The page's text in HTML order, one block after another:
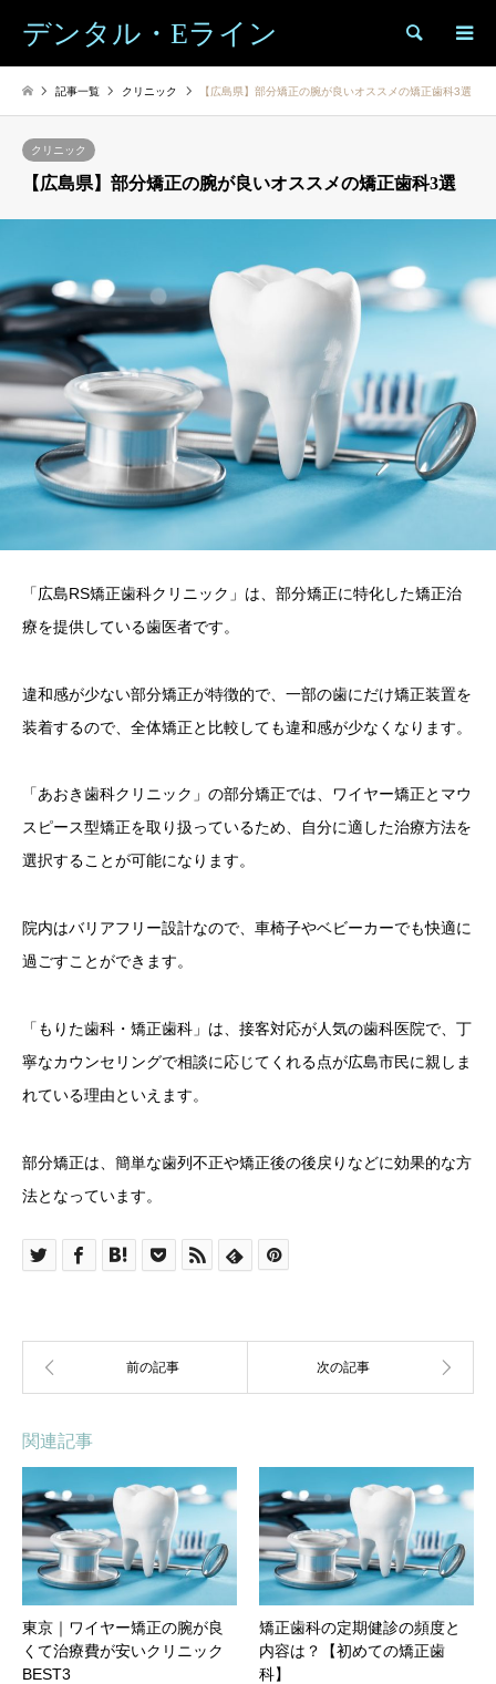
デンタル・Eライン 検索
記事一覧 クリニック 【広島県】部分矯正の腕が良いオススメの矯正歯科3選
クリニック
【広島県】部分矯正の腕が良いオススメの矯正歯科3選
「広島RS矯正歯科クリニック」は、部分矯正に特化した矯正治
療を提供している歯医者です。
違和感が少ない部分矯正が特徴的で、一部の歯にだけ矯正装置を
装着するので、全体矯正と比較しても違和感が少なくなります。
「あおき歯科クリニック」の部分矯正では、ワイヤー矯正とマウ
スピース型矯正を取り扱っているため、自分に適した治療方法を
選択することが可能になります。
院内はバリアフリー設計なので、車椅子やベビーカーでも快適に
過ごすことができます。
「もりた歯科・矯正歯科」は、接客対応が人気の歯科医院で、丁
寧なカウンセリングで相談に応じてくれる点が広島市民に親しま
れている理由といえます。
部分矯正は、簡単な歯列不正や矯正後の後戻りなどに効果的な方
法となっています。
関連記事
東京｜ワイヤー矯正の腕が良
くて治療費が安いクリニック
BEST3
矯正歯科の定期健診の頻度と
内容は？【初めての矯正歯
科】